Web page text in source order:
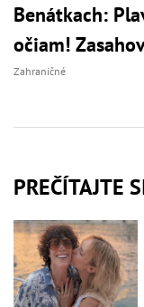
Benátkach:
očiam!
Zahraničné
PREČÍTAJTE